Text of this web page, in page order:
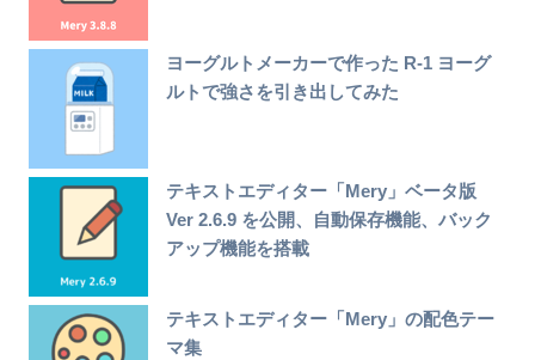
ヨーグルトメーカーで作った R-1 ヨーグ
ルトで強さを引き出してみた
テキストエディター「Mery」ベータ版
Ver 2.6.9 を公開、自動保存機能、バック
アップ機能を搭載
テキストエディター「Mery」の配色テー
マ集